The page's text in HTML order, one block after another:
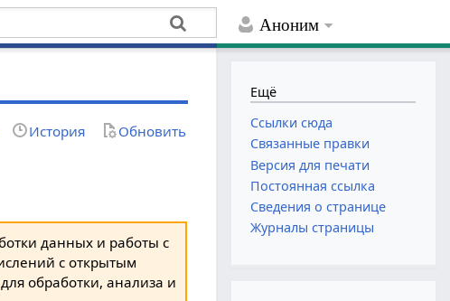
Аноним
История Обновить
данных и работы с
с открытым
обработки, анализа и
Ещё
Ссылки сюда
Связанные правки
Версия для печати
Постоянная ссылка
Сведения о странице
Журналы страницы